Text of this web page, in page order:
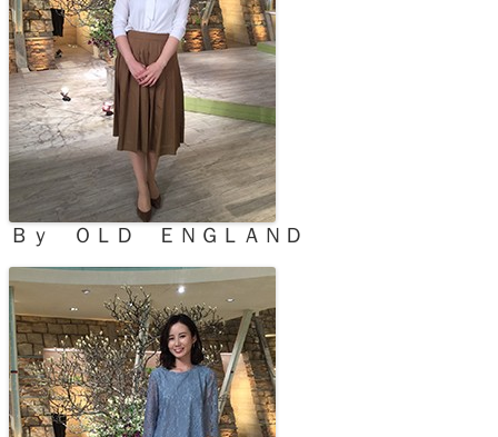
Ｂｙ ＯＬＤ ＥＮＧＬＡＮＤ